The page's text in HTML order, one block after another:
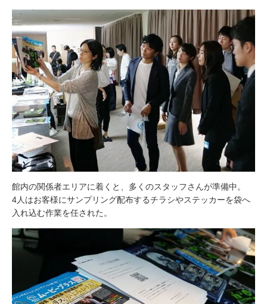
館内の関係者エリアに着くと、多くのスタッフさんが準備中。
4人はお客様にサンプリング配布するチラシやステッカーを袋へ
入れ込む作業を任された。